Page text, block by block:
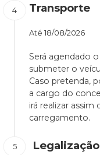
Transporte
Até 18/08/2026
Será agendado
submeter o
Caso pretenda,
a cargo do
irá realizar
carregamento.
Legalização